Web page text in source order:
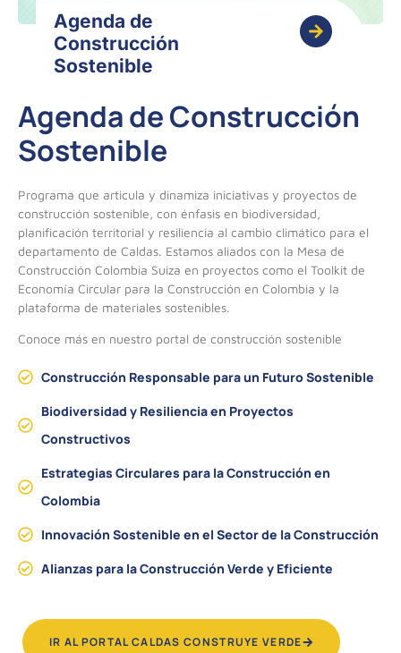
Agenda de
Construcción
Sostenible
Agenda de Construcción
Sostenible
Programa que articula y dinamiza iniciativas y proyectos de
construcción sostenible, con énfasis en biodiversidad,
planificación territorial y resiliencia al cambio climático para el
departamento de Caldas. Estamos aliados con la Mesa de
Construcción Colombia Suiza en proyectos como el Toolkit de
Economía Circular para la Construcción en Colombia y la
plataforma de materiales sostenibles.
Conoce más en nuestro portal de construcción sostenible
Construcción Responsable para un Futuro Sostenible
Biodiversidad y Resiliencia en Proyectos
Constructivos
Estrategias Circulares para la Construcción en
Colombia
Innovación Sostenible en el Sector de la Construcción
Alianzas para la Construcción Verde y Eficiente
IR AL PORTAL CALDAS CONSTRUYE VERDE